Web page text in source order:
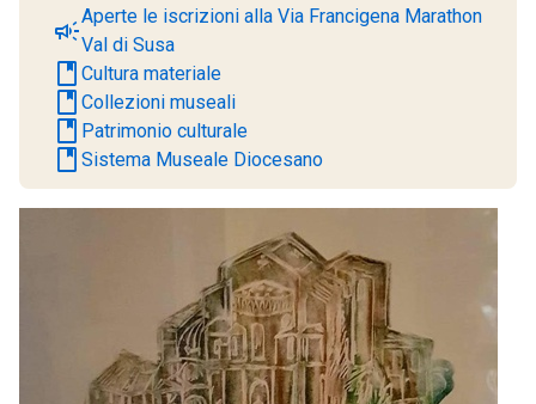
campaignAperte le iscrizioni alla Via Francigena Marathon
Val di Susa
book Cultura materiale
book Collezioni museali
book Patrimonio culturale
book Sistema Museale Diocesano